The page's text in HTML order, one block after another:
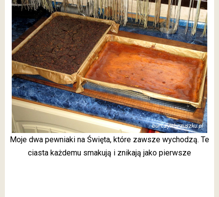
Moje dwa pewniaki na Święta, które zawsze wychodzą. Te
ciasta każdemu smakują i znikają jako pierwsze